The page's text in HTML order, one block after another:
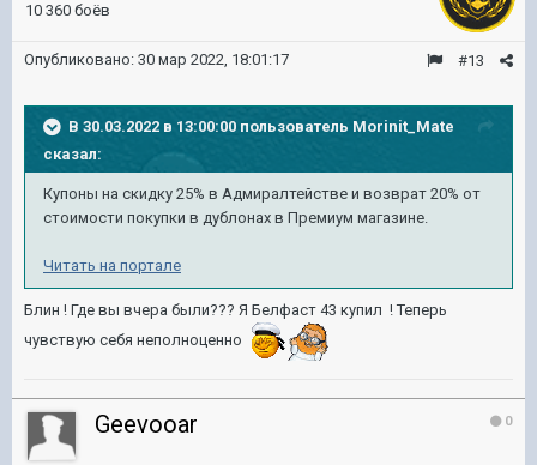
10 360 боёв
#13
Опубликовано: 30 мар 2022, 18:01:17
В 30.03.2022 в 13:00:00 пользователь Morinit_Mate
сказал:
Купоны на скидку 25% в Адмиралтействе и возврат 20% от
стоимости покупки в дублонах в Премиум магазине.
Читать на портале
Блин ! Где вы вчера были??? Я Белфаст 43 купил ! Теперь
чувствую себя неполноценно
0
Geevooar